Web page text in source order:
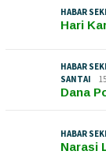
HABAR
Hari
HABAR
SANTAI
Dana
HABAR
Narasi